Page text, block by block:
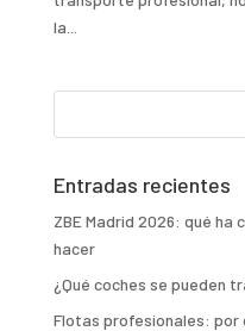
la...
Entradas recientes
ZBE Madrid 2026: qué
hacer
¿Qué coches se pueden
Flotas profesionales: por